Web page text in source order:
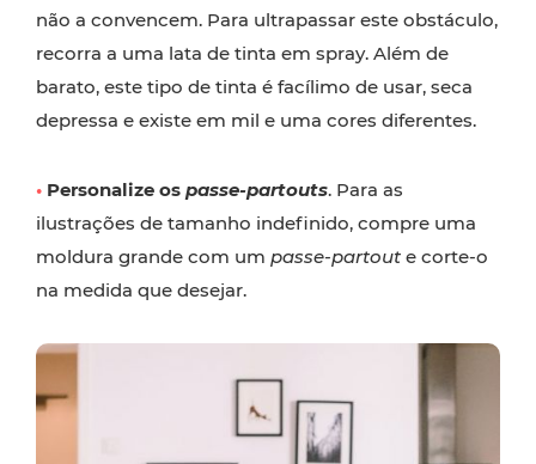
não a convencem. Para ultrapassar este obstáculo,
recorra a uma lata de tinta em spray. Além de
barato, este tipo de tinta é facílimo de usar, seca
depressa e existe em mil e uma cores diferentes.
• Personalize os passe-partouts. Para as
ilustrações de tamanho indefinido, compre uma
moldura grande com um passe-partout e corte-o
na medida que desejar.